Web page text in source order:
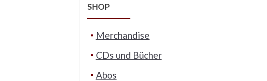
SHOP
Merchandise
CDs und Bücher
Abos